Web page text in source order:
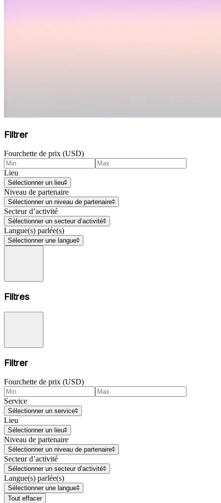
Filtrer
Fourchette de prix (USD)
Lieu
Sélectionner un lieu
Niveau de partenaire
Sélectionner un niveau de partenaire
Secteur d’activité
Sélectionner un secteur d’activité
Langue(s) parlée(s)
Sélectionner une langue
Filtres
Filtrer
Fourchette de prix (USD)
Service
Sélectionner un service
Lieu
Sélectionner un lieu
Niveau de partenaire
Sélectionner un niveau de partenaire
Secteur d’activité
Sélectionner un secteur d’activité
Langue(s) parlée(s)
Sélectionner une langue
Tout effacer